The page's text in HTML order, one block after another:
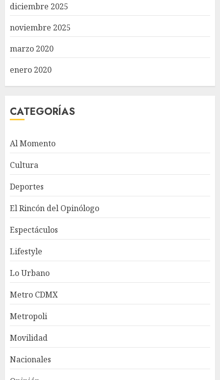
diciembre 2025
noviembre 2025
marzo 2020
enero 2020
CATEGORÍAS
Al Momento
Cultura
Deportes
El Rincón del Opinólogo
Espectáculos
Lifestyle
Lo Urbano
Metro CDMX
Metropoli
Movilidad
Nacionales